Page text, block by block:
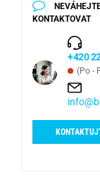
KONTAKTOVAT
+420
(Po -